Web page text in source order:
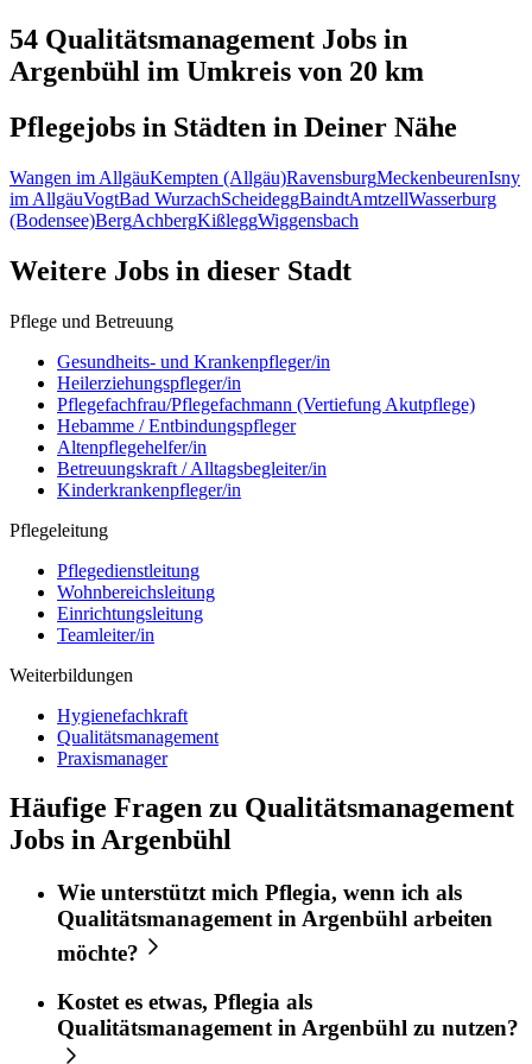
54 Qualitätsmanagement Jobs in
Argenbühl im Umkreis von 20 km
Pflegejobs in Städten in Deiner Nähe
Wangen im AllgäuKempten (Allgäu)RavensburgMeckenbeurenIsny
im AllgäuVogtBad WurzachScheideggBaindtAmtzellWasserburg
(Bodensee)BergAchbergKißleggWiggensbach
Weitere Jobs in dieser Stadt
Pflege und Betreuung
Gesundheits- und Krankenpfleger/in
Heilerziehungspfleger/in
Pflegefachfrau/Pflegefachmann (Vertiefung Akutpflege)
Hebamme / Entbindungspfleger
Altenpflegehelfer/in
Betreuungskraft / Alltagsbegleiter/in
Kinderkrankenpfleger/in
Pflegeleitung
Pflegedienstleitung
Wohnbereichsleitung
Einrichtungsleitung
Teamleiter/in
Weiterbildungen
Hygienefachkraft
Qualitätsmanagement
Praxismanager
Häufige Fragen zu Qualitätsmanagement
Jobs in Argenbühl
Wie unterstützt mich Pflegia, wenn ich als
QualitätsmanagementinArgenbühl arbeiten
möchte?
Kostet es etwas, Pflegia als
Qualitätsmanagement in Argenbühl zu nutzen?